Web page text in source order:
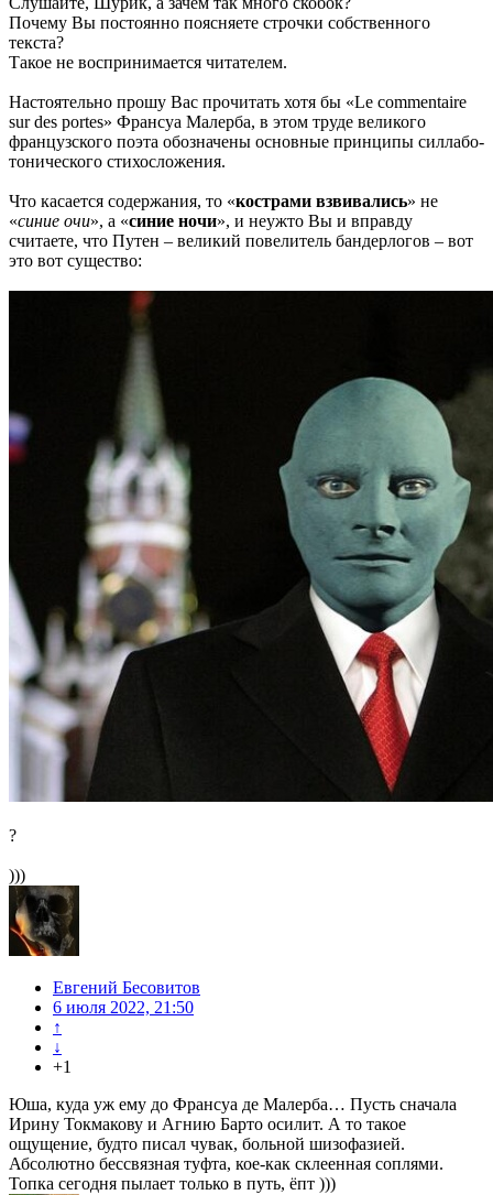
Почему Вы постоянно поясняете строчки собственного
текста?
Такое не воспринимается читателем.
Настоятельно прошу Вас прочитать хотя бы «Le commentaire
sur des portes» Франсуа Малерба, в этом труде великого
французского поэта обозначены основные принципы силлабо-
тонического стихосложения.
Что касается содержания, то «кострами взвивались» не
«синие очи», а «синие ночи», и неужто Вы и вправду
считаете, что Путен – великий повелитель бандерлогов – вот
это вот существо:
?
)))
Евгений Бесовитов
6 июля 2022, 21:50
↑
↓
+1
Юша, куда уж ему до Франсуа де Малерба… Пусть сначала
Ирину Токмакову и Агнию Барто осилит. А то такое
ощущение, будто писал чувак, больной шизофазией.
Абсолютно бессвязная туфта, кое-как склеенная соплями.
Топка сегодня пылает только в путь, ёпт )))